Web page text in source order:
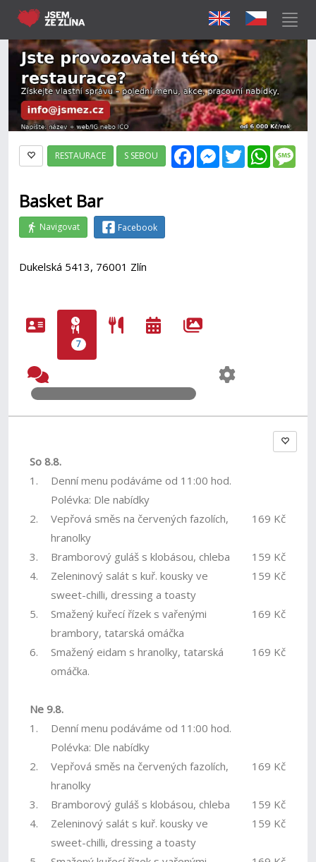
FacebookMessenger
Twitter
RESTAURACE S SEBOU
Basket Bar
Navigovat Facebook
Dukelská 5413, 76001 Zlín
7
So 8.8.
1.
Denní menu podáváme od 11:00 hod.
Polévka: Dle nabídky
2.
Vepřová směs na červených fazolích,
hranolky
169 Kč
3. Bramborový guláš s klobásou, chleba
159 Kč
4.
Zeleninový salát s kuř. kousky ve
sweet-chilli, dressing a toasty
159 Kč
5.
Smažený kuřecí řízek s vařenými
brambory, tatarská omáčka
169 Kč
6.
Smažený eidam s hranolky, tatarská
omáčka.
169 Kč
Ne 9.8.
1.
Denní menu podáváme od 11:00 hod.
Polévka: Dle nabídky
2.
Vepřová směs na červených fazolích,
hranolky
169 Kč
3. Bramborový guláš s klobásou, chleba
159 Kč
4.
Zeleninový salát s kuř. kousky ve
sweet-chilli, dressing a toasty
159 Kč